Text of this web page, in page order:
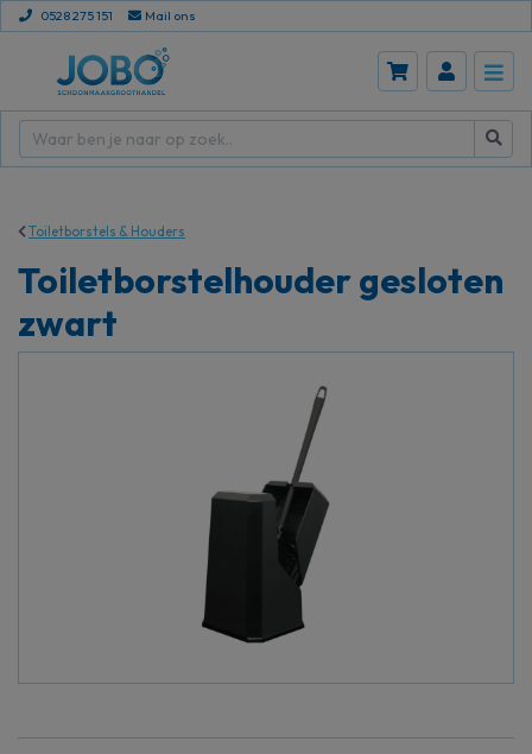
0528 275 151 Mail ons
Toiletborstels & Houders
Toiletborstelhouder gesloten
zwart